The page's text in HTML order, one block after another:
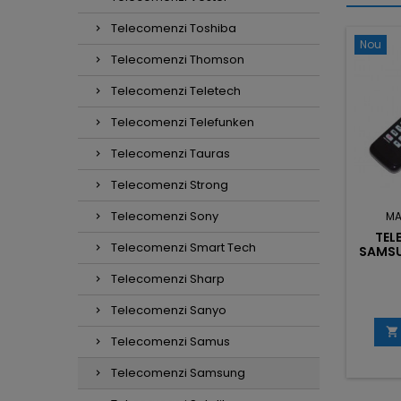
Telecomenzi Toshiba
Telecomenzi Thomson
Telecomenzi Teletech
Telecomenzi Telefunken
Telecomenzi Tauras
Telecomenzi Strong
Telecomenzi Sony
Telecomenzi Smart Tech
Telecomenzi Sharp
Telecomenzi Sanyo
Telecomenzi Samus
Telecomenzi Samsung
Nou
